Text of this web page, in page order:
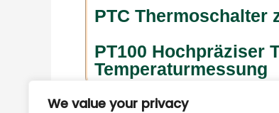
We value your privacy
PTC Thermoschalter
PT100 Hochpräziser
Temperaturmessung